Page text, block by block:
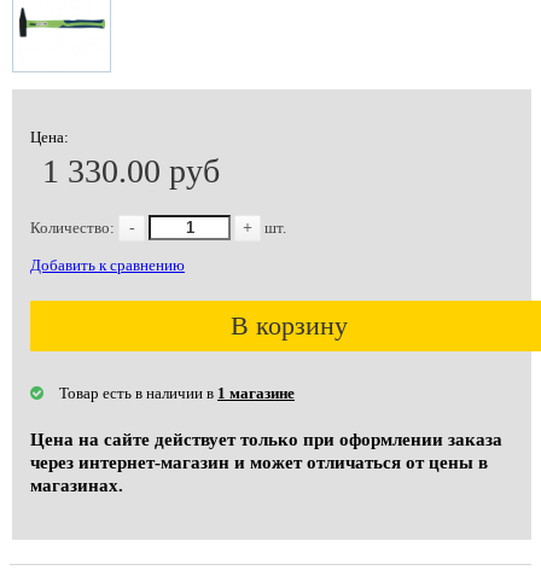
Цена:
1 330.00 руб
Количество: - + шт.
Добавить к сравнению
В корзину
Товар есть в наличии в 1 магазине
Цена на сайте действует только при оформлении заказа
через интернет-магазин и может отличаться от цены в
магазинах.